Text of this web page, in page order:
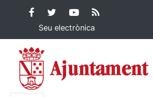
Contingut principalFacebook
Ajuntament de Dénia
Twitter
Ajuntament de
Dénia
YouTube
Ajuntament
de Dénia
Ajuntament
Seu electrònica